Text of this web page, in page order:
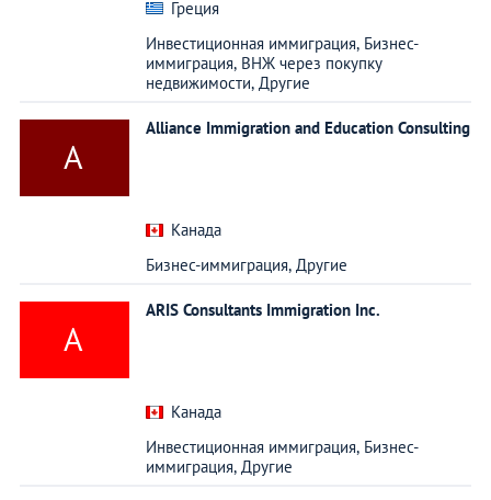
Греция
Инвестиционная иммиграция, Бизнес-
иммиграция, ВНЖ через покупку
недвижимости, Другие
Alliance Immigration and Education Consulting
A
Канада
Бизнес-иммиграция, Другие
ARIS Consultants Immigration Inc.
A
Канада
Инвестиционная иммиграция, Бизнес-
иммиграция, Другие